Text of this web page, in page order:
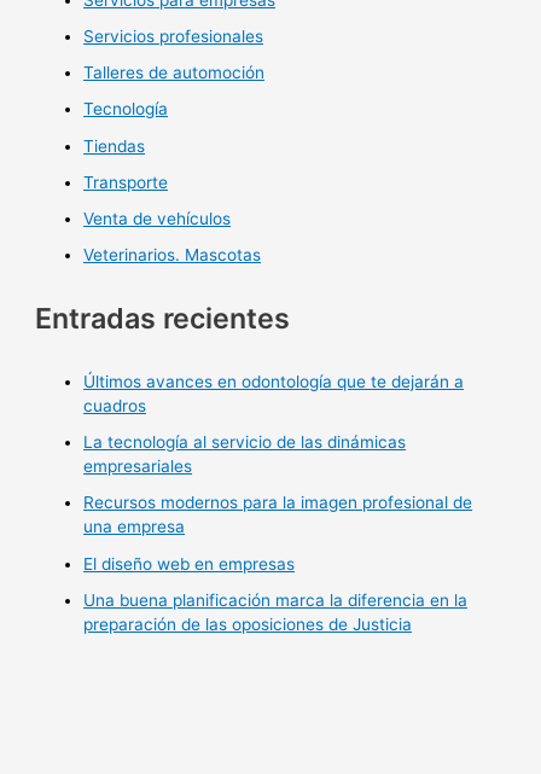
Servicios profesionales
Talleres de automoción
Tecnología
Tiendas
Transporte
Venta de vehículos
Veterinarios. Mascotas
Entradas recientes
Últimos avances en odontología que te dejarán a
cuadros
La tecnología al servicio de las dinámicas
empresariales
Recursos modernos para la imagen profesional de
una empresa
El diseño web en empresas
Una buena planificación marca la diferencia en la
preparación de las oposiciones de Justicia